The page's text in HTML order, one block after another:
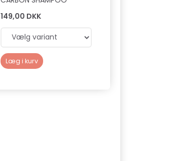
149,00 DKK
Læg i kurv